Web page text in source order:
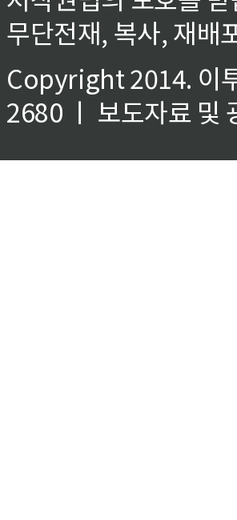
무단전재, 복사, 재배
Copyright 2014. 이
2680 ㅣ 보도자료